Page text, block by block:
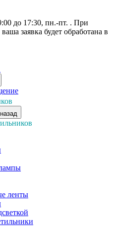
до 17:30, пн.-пт. . При
заявка будет обработана в
ленты